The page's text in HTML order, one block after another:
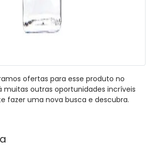
ofertas para esse produto no
muitas outras oportunidades incríveis
fazer uma nova busca e descubra.